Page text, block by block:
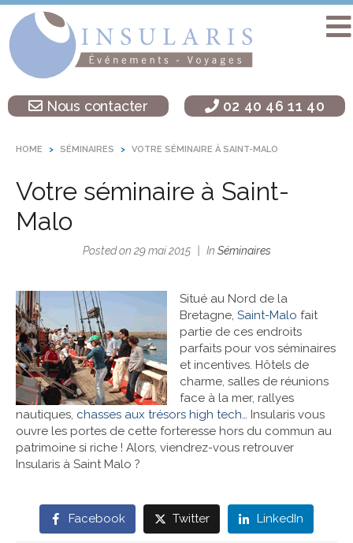
Accueil
Séminaire
sur une île
Activités
Soirées
Autres
L’agence
Insularis
Actualités
Références
Contact
Nous contacter 02 40 46 11 40
HOME SÉMINAIRES VOTRE SÉMINAIRE À SAINT-MALO
Votre séminaire à Saint-
Malo
Posted on 29 mai 2015 In Séminaires
Situé au Nord de la
Bretagne, Saint-Malo fait
partie de ces endroits
parfaits pour vos séminaires
et incentives. Hôtels de
charme, salles de réunions
face à la mer, rallyes
nautiques, chasses aux trésors high tech… Insularis vous
ouvre les portes de cette forteresse hors du commun au
patrimoine si riche ! Alors, viendrez-vous retrouver
Insularis à Saint Malo ?
Facebook Twitter LinkedIn